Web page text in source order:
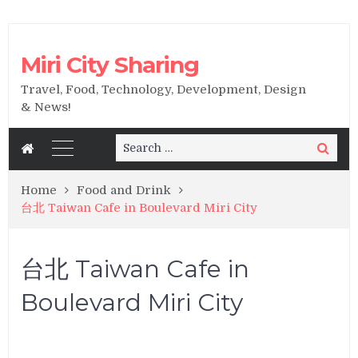
Miri City Sharing
Travel, Food, Technology, Development, Design
& News!
Search
for:
Search
Home
Food and Drink
台北 Taiwan Cafe in Boulevard Miri City
台北 Taiwan Cafe in
Boulevard Miri City